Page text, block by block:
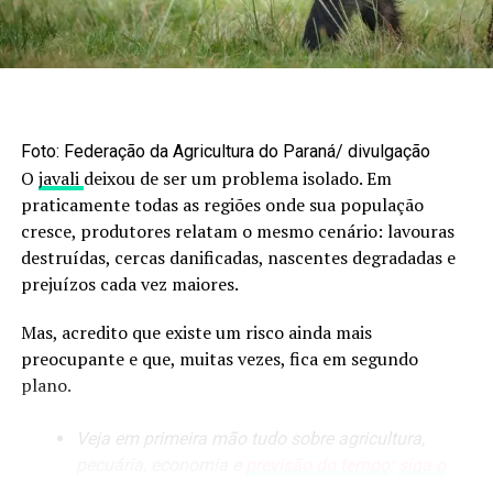
Clique aqui, entre em nossa comunidade no WhatsApp
doCanal Rural Mato Grossoe receba notícias em
RELATED TOPICS:
UP NEXT
aumento de recursos para agricultura familiar é de
quase 50% com Lula, diz ministro
DON'T MISS
Assinado decreto que institui programa nacional para
O postBoi gordo: oferta curta sustenta alta nos preços;
confira os númerosapareceu primeiro emCanal Rural.
Foto: Federação da Agricultura do Paraná/ divulgação
O javali deixou de ser um problema isolado. Em
praticamente todas as regiões onde sua população
cresce, produtores relatam o mesmo cenário: lavouras
destruídas, cercas danificadas, nascentes degradadas e
prejuízos cada vez maiores.
Mas, acredito que existe um risco ainda mais
preocupante e que, muitas vezes, fica em segundo
plano.
Veja em primeira mão tudo sobre agricultura,